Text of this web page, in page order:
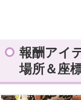
報酬アイ
場所＆座